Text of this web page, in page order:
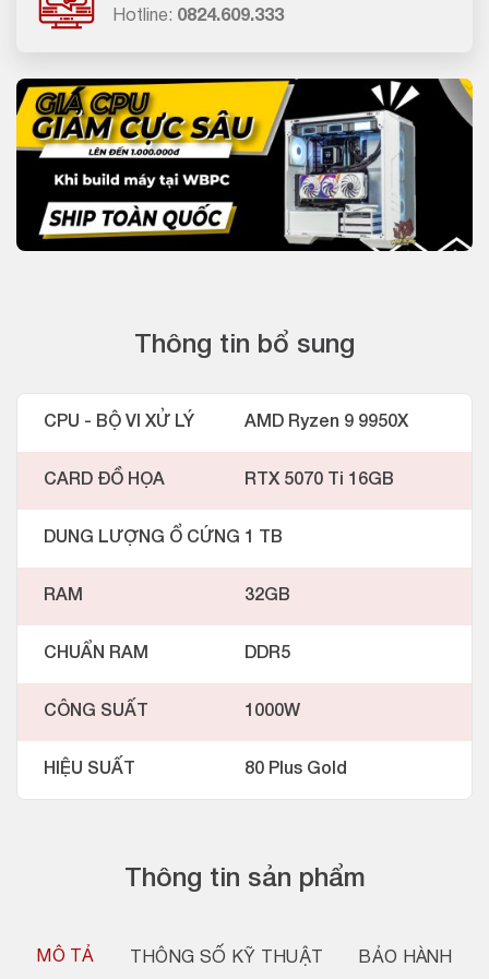
Hotline: 0824.609.333
Thông tin sản phẩm
MÔ TẢ THÔNG SỐ KỸ THUẬT BẢO HÀNH
Thông tin bổ sung
CPU - BỘ VI XỬ LÝ AMD Ryzen 9 9950X
CARD ĐỒ HỌA RTX 5070 Ti 16GB
DUNG LƯỢNG Ổ CỨNG 1 TB
RAM 32GB
CHUẨN RAM DDR5
CÔNG SUẤT 1000W
HIỆU SUẤT 80 Plus Gold